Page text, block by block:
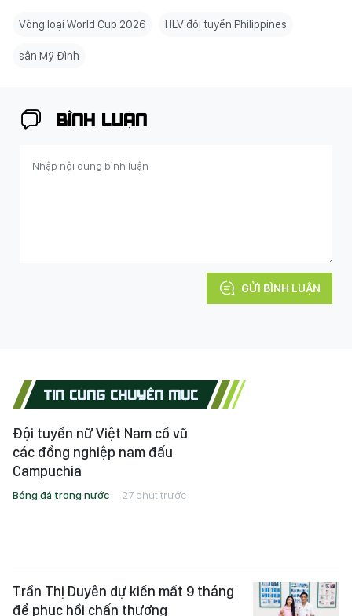
Vòng loại World Cup 2026 HLV đội tuyển Philippines
sân Mỹ Đình
BÌNH LUẬN
GỬI BÌNH LUẬN
TIN CÙNG CHUYÊN MỤC
Đội tuyển nữ Việt Nam cổ vũ
các đồng nghiệp nam đấu
Campuchia
Bóng đá trong nước 27 phút trước
Trần Thị Duyên dự kiến mất 9 tháng
để phục hồi chấn thương